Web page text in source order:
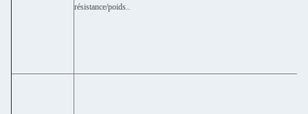
résistance/poids..